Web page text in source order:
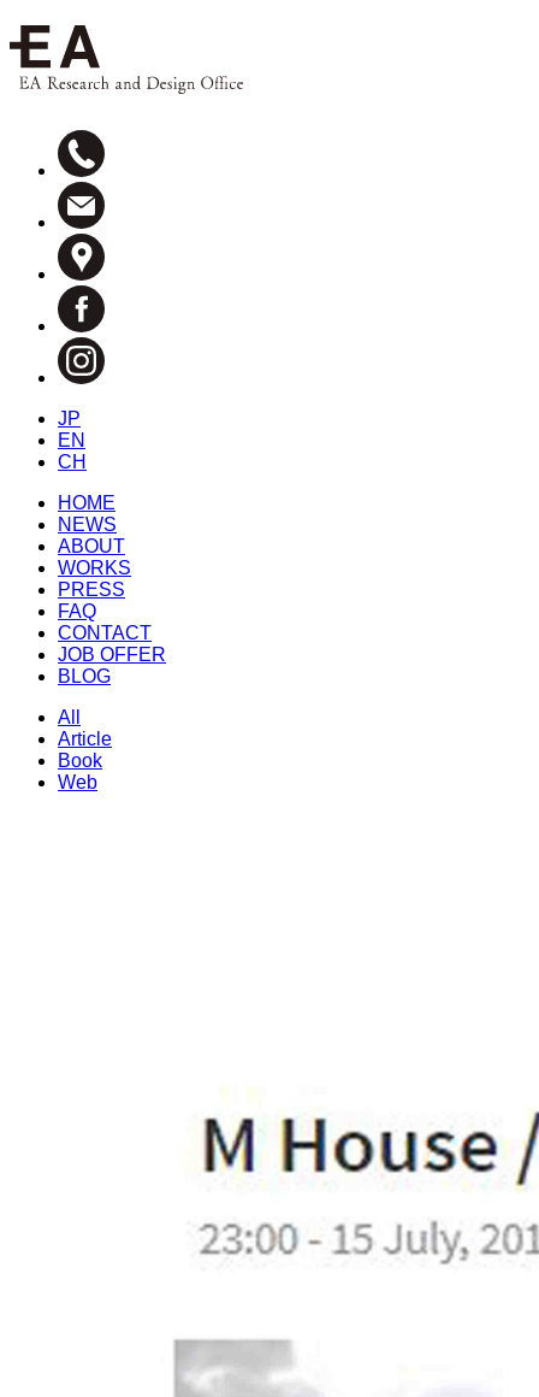
JP
EN
CH
HOME
NEWS
ABOUT
WORKS
PRESS
FAQ
CONTACT
JOB OFFER
BLOG
All
Article
Book
Web